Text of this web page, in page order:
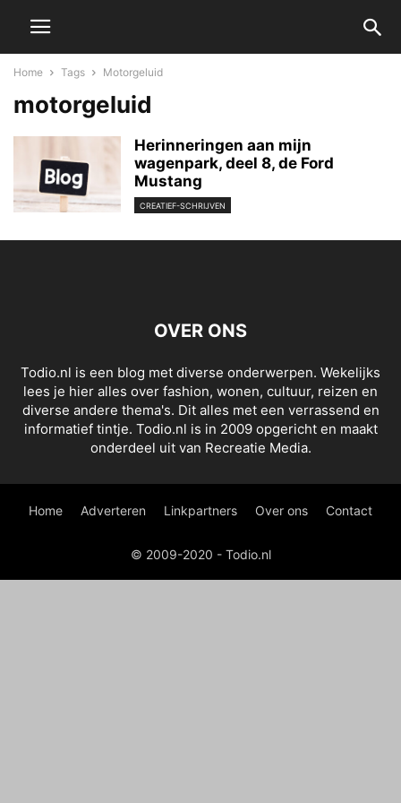
Home Tags Motorgeluid
motorgeluid
Herinneringen aan mijn
wagenpark, deel 8, de Ford
Mustang
CREATIEF-SCHRIJVEN
OVER ONS
Todio.nl is een blog met diverse onderwerpen. Wekelijks
lees je hier alles over fashion, wonen, cultuur, reizen en
diverse andere thema's. Dit alles met een verrassend en
informatief tintje. Todio.nl is in 2009 opgericht en maakt
onderdeel uit van Recreatie Media.
Home Adverteren Linkpartners Over ons Contact
© 2009-2020 - Todio.nl